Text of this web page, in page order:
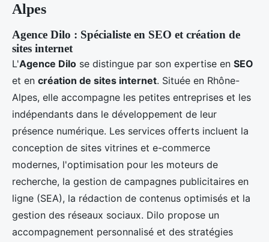
Alpes
Agence Dilo : Spécialiste en SEO et création de
sites internet
L'Agence Dilo se distingue par son expertise en SEO
et en création de sites internet. Située en Rhône-
Alpes, elle accompagne les petites entreprises et les
indépendants dans le développement de leur
présence numérique. Les services offerts incluent la
conception de sites vitrines et e-commerce
modernes, l'optimisation pour les moteurs de
recherche, la gestion de campagnes publicitaires en
ligne (SEA), la rédaction de contenus optimisés et la
gestion des réseaux sociaux. Dilo propose un
accompagnement personnalisé et des stratégies